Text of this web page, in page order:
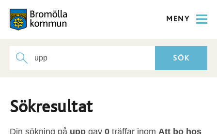
MENY
Sökresultat
Din sökning på upp gav 0 träffar inom Att bo hos